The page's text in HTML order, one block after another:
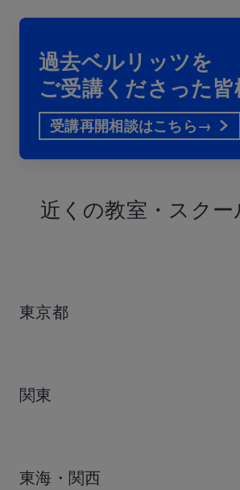
過去ベルリッツを
ご受講くださった皆
受講再開相談はこちら→
近くの教室・ スク
東京都
関東
東海・関西